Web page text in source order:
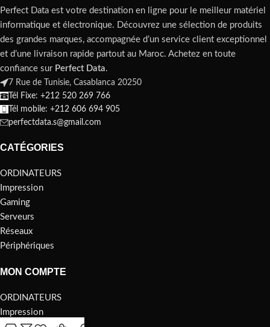
Perfect Data est votre destination en ligne pour le meilleur matériel
informatique et électronique. Découvrez une sélection de produits
des grandes marques, accompagnée d’un service client exceptionnel
et d’une livraison rapide partout au Maroc. Achetez en toute
confiance sur Perfect Data.
7 Rue de Tunisie, Casablanca 20250
Tél Fixe: +212 520 269 766
Tél mobile: +212 606 694 905
perfectdata.s@gmail.com
CATÉGORIES
ORDINATEURS
Impression
Gaming
Serveurs
Réseaux
Périphériques
MON COMPTE
ORDINATEURS
Impression